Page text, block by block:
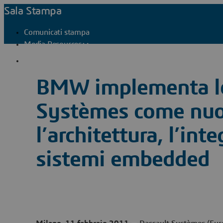
Sala Stampa
Comunicati stampa
Media Resources
BMW implementa
Systèmes come
l’architettura,
sistemi embedded